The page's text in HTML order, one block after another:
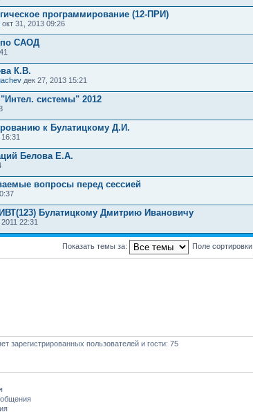
программирование (12-ПРИ)
окт 31, 2013 09:26
по САОД
К.В.
дек 27, 2013 15:21
системы" 2012
к Булатицкому Д.И.
Белова Е.А.
вопросы перед сессией
Булатицкому Дмитрию Ивановичу
22:31
Показать темы за: Поле сортировки
зарегистрированных пользователей и гости: 75